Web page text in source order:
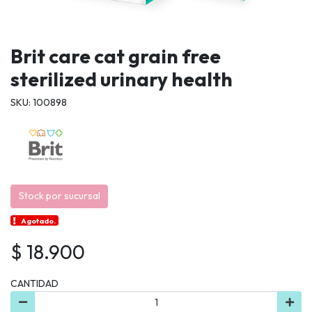
Brit care cat grain free
sterilized urinary health
SKU: 100898
Stock por sucursal
Agotado.
$ 18.900
CANTIDAD